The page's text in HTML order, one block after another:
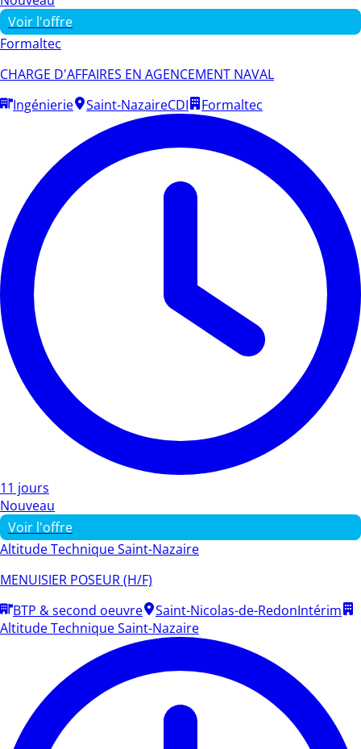
Voir l'offre
Formaltec
CHARGE D'AFFAIRES EN AGENCEMENT NAVAL
Ingénierie
Saint-NazaireCDI Formaltec
11 jours
Nouveau
Voir l'offre
Altitude Technique Saint-Nazaire
MENUISIER POSEUR (H/F)
BTP & second oeuvre
Saint-Nicolas-de-RedonIntérim
Altitude Technique Saint-Nazaire